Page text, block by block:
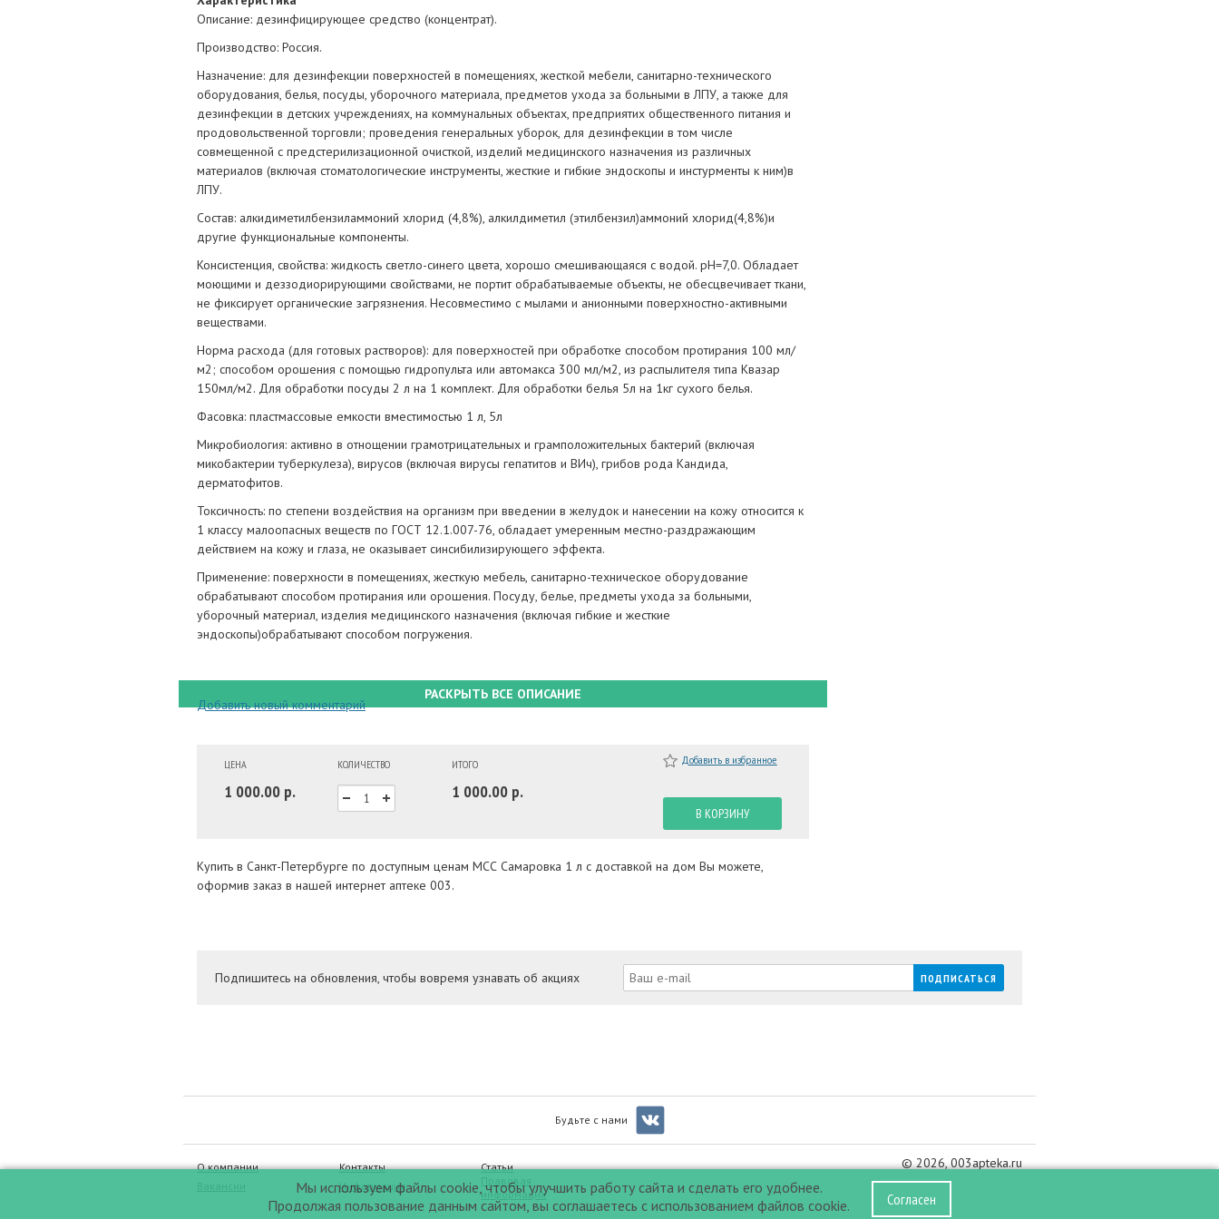
Описание: дезинфицирующее средство (концентрат).
Производство: Россия.
Назначение: для дезинфекции поверхностей в помещениях, жесткой мебели, санитарно-технического
оборудования, белья, посуды, уборочного материала, предметов ухода за больными в ЛПУ, а также для
дезинфекции в детских учреждениях, на коммунальных объектах, предприятих общественного питания и
продовольственной торговли; проведения генеральных уборок, для дезинфекции в том числе
совмещенной с предстерилизационной очисткой, изделий медицинского назначения из различных
материалов (включая стоматологические инструменты, жесткие и гибкие эндоскопы и инстурменты к ним)в
ЛПУ.
Состав: алкидиметилбензиламмоний хлорид (4,8%), алкилдиметил (этилбензил)аммоний хлорид(4,8%)и
другие функциональные компоненты.
Консистенция, свойства: жидкость светло-синего цвета, хорошо смешивающаяся с водой. рН=7,0. Обладает
моющими и деззодиорирующими свойствами, не портит обрабатываемые объекты, не обесцвечивает ткани,
не фиксирует органические загрязнения. Несовместимо с мылами и анионными поверхностно-активными
веществами.
Норма расхода (для готовых растворов): для поверхностей при обработке способом протирания 100 мл/
м2; способом орошения с помощью гидропульта или автомакса 300 мл/м2, из распылителя типа Квазар
150мл/м2. Для обработки посуды 2 л на 1 комплект. Для обработки белья 5л на 1кг сухого белья.
Фасовка: пластмассовые емкости вместимостью 1 л, 5л
Микробиология: активно в отнощении грамотрицательных и грамположительных бактерий (включая
микобактерии туберкулеза), вирусов (включая вирусы гепатитов и ВИч), грибов рода Кандида,
дерматофитов.
Токсичность: по степени воздействия на организм при введении в желудок и нанесении на кожу относится к
1 классу малоопасных веществ по ГОСТ 12.1.007-76, обладает умеренным местно-раздражающим
действием на кожу и глаза, не оказывает синсибилизирующего эффекта.
Применение: поверхности в помещениях, жесткую мебель, санитарно-техническое оборудование
обрабатывают способом протирания или орошения. Посуду, белье, предметы ухода за больными,
уборочный материал, изделия медицинского назначения (включая гибкие и жесткие
эндоскопы)обрабатывают способом погружения.
РАСКРЫТЬ ВСЕ ОПИСАНИЕ
Добавить новый комментарий
ЦЕНА
1 000.00 р.
КОЛИЧЕСТВО ИТОГО
1 000.00 р.
Добавить в избранное
В КОРЗИНУ
Купить в Санкт-Петербурге по доступным ценам МСС Самаровка 1 л с доставкой на дом Вы можете,
оформив заказ в нашей интернет аптеке 003.
Подпишитесь на обновления, чтобы вовремя узнавать об акциях
Будьте с нами
О компании
Контакты
Информация
Статьи
Правовая
информация
© 2026, 003apteka.ru
Мы используем файлы cookie, чтобы улучшить работу сайта и сделать его удобнее.
Продолжая пользование данным сайтом, вы соглашаетесь с использованием файлов cookie.
Согласен